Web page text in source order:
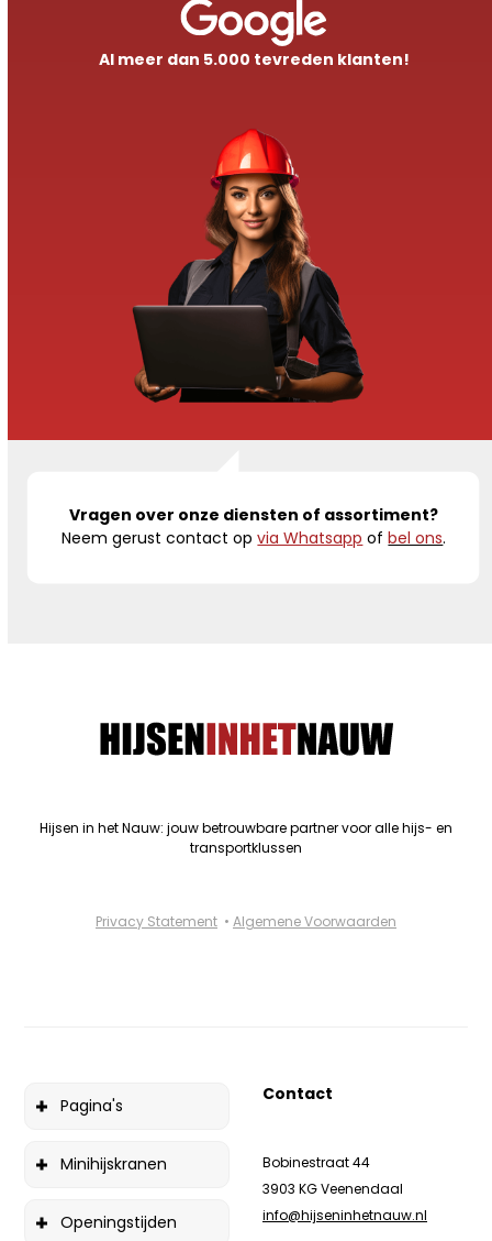
Al meer dan 5.000 tevreden klanten!
Vragen over onze diensten of assortiment?
Neem gerust contact opvia Whatsapp ofbel ons.
Hijsen in het Nauw: jouw betrouwbare partner voor alle hijs- en
transportklussen
Privacy Statement • Algemene Voorwaarden
Pagina's
Minihijskranen
Openingstijden
Contact
Bobinestraat 44
3903 KG Veenendaal
info@hijseninhetnauw.nl